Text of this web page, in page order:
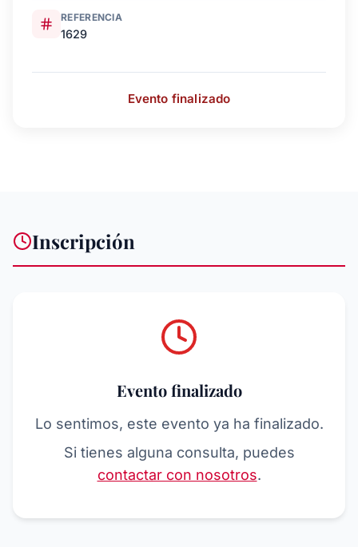
REFERENCIA
1629
Evento finalizado
Inscripción
Evento finalizado
Lo sentimos, este evento ya ha finalizado.
Si tienes alguna consulta, puedes
contactar con nosotros.